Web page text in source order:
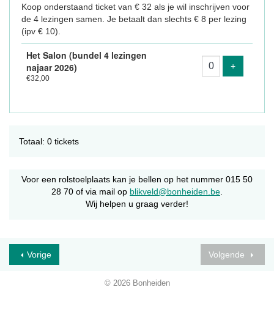
Koop onderstaand ticket van € 32 als je wil inschrijven voor
de 4 lezingen samen. Je betaalt dan slechts € 8 per lezing
(ipv € 10).
Het Salon (bundel 4 lezingen
najaar 2026)
€32,00
+Voeg
Totaal: 0 tickets
Voor een rolstoelplaats kan je bellen op het nummer 015 50
28 70 of via mail op blikveld@bonheiden.be
Wij helpen u graag verder!
Vorige Volgende
© 2026 Bonheiden